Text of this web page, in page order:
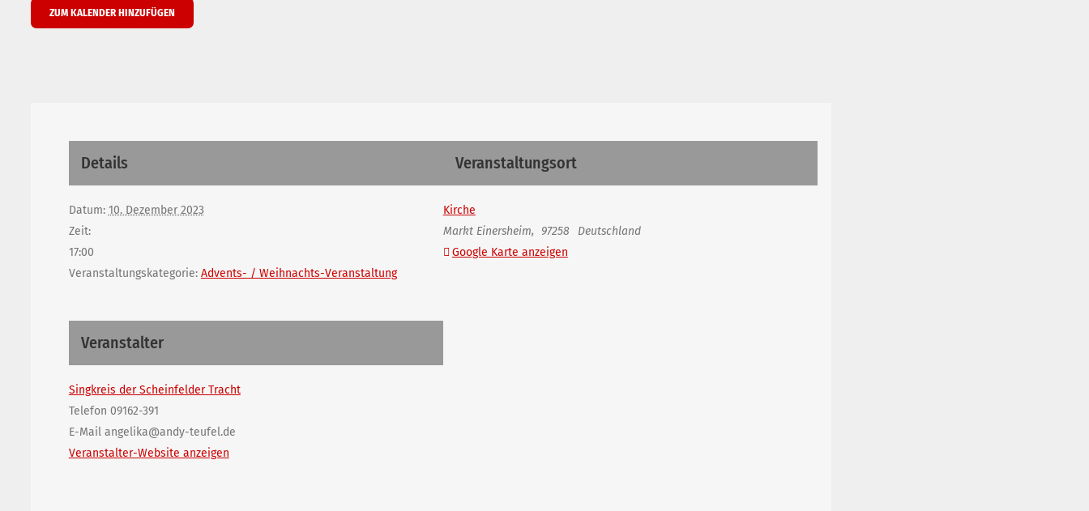
ZUM KALENDER HINZUFÜGEN
Details
Datum: 10. Dezember 2023
Zeit:
17:00
Veranstaltungskategorie: Advents- / Weihnachts-Veranstaltung
Veranstalter
Singkreis der Scheinfelder Tracht
Telefon 09162-391
E-Mail angelika@andy-teufel.de
Veranstalter-Website anzeigen
Veranstaltungsort
Kirche
Markt Einersheim, 97258
Deutschland
Google Karte anzeigen